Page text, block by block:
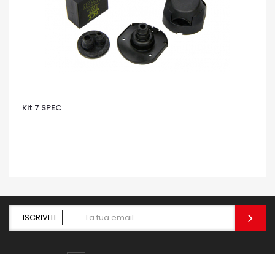
Kit 7 SPEC
ISCRIVITI